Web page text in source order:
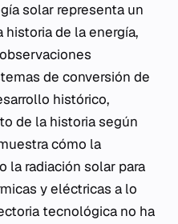
solar representa un
de la energía,
de conversión de
histórico,
de la historia según
cómo la
la radiación solar para
y eléctricas a lo
tecnológica no ha